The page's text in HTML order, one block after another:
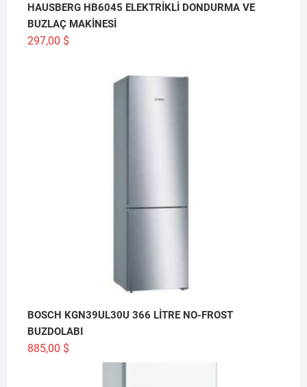
HAUSBERG HB6045 ELEKTRİKLİ DONDURMA VE
BUZLAÇ MAKİNESİ
297,00 $
BOSCH KGN39UL30U 366 LİTRE NO-FROST
BUZDOLABI
885,00 $